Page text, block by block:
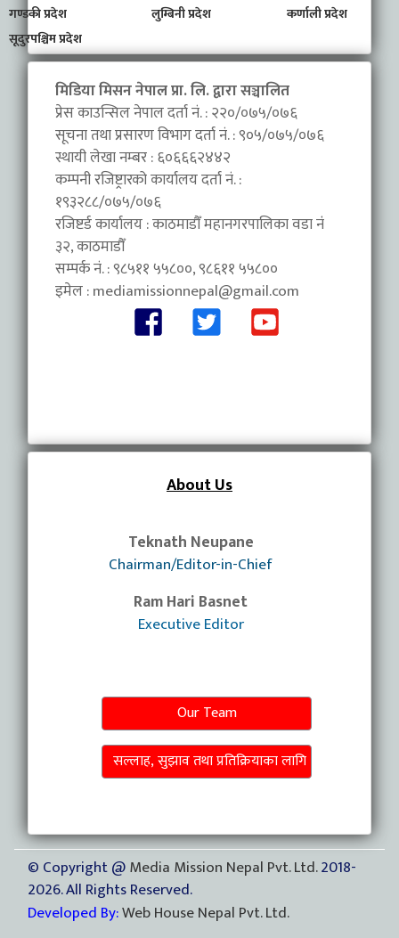
गण्डकी प्रदेश
लुम्बिनी प्रदेश
कर्णाली प्रदेश
सूदुरपश्चिम प्रदेश
मिडिया मिसन नेपाल प्रा. लि. द्वारा सञ्चालित
प्रेस काउन्सिल नेपाल दर्ता नं. : २२०/०७५/०७६
सूचना तथा प्रसारण विभाग दर्ता नं. : ९०५/०७५/०७६
स्थायी लेखा नम्बर : ६०६६६२४४२
कम्पनी रजिष्ट्रारको कार्यालय दर्ता नं. :
१९३२८८/०७५/०७६
रजिष्टर्ड कार्यालय : काठमाडौँ महानगरपालिका वडा नंं
३२, काठमाडौँ
सम्पर्क नं. : ९८५११ ५५८००, ९८६११ ५५८००
इमेल :mediamissionnepal@gmail.com
About Us
Teknath Neupane
Chairman/Editor-in-Chief
Ram Hari Basnet
Executive Editor
Our Team
सल्लाह, सुझाव तथा प्रतिक्रियाका लागि
© Copyright @Media Mission Nepal Pvt. Ltd.2018-
2026. All Rights Reserved.
Developed By:Web House Nepal Pvt. Ltd.